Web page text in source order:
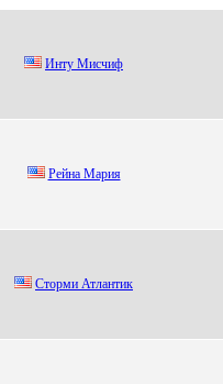
Инту Мисчиф
Рeйна Маpия
Cтоpми Атлaнтик